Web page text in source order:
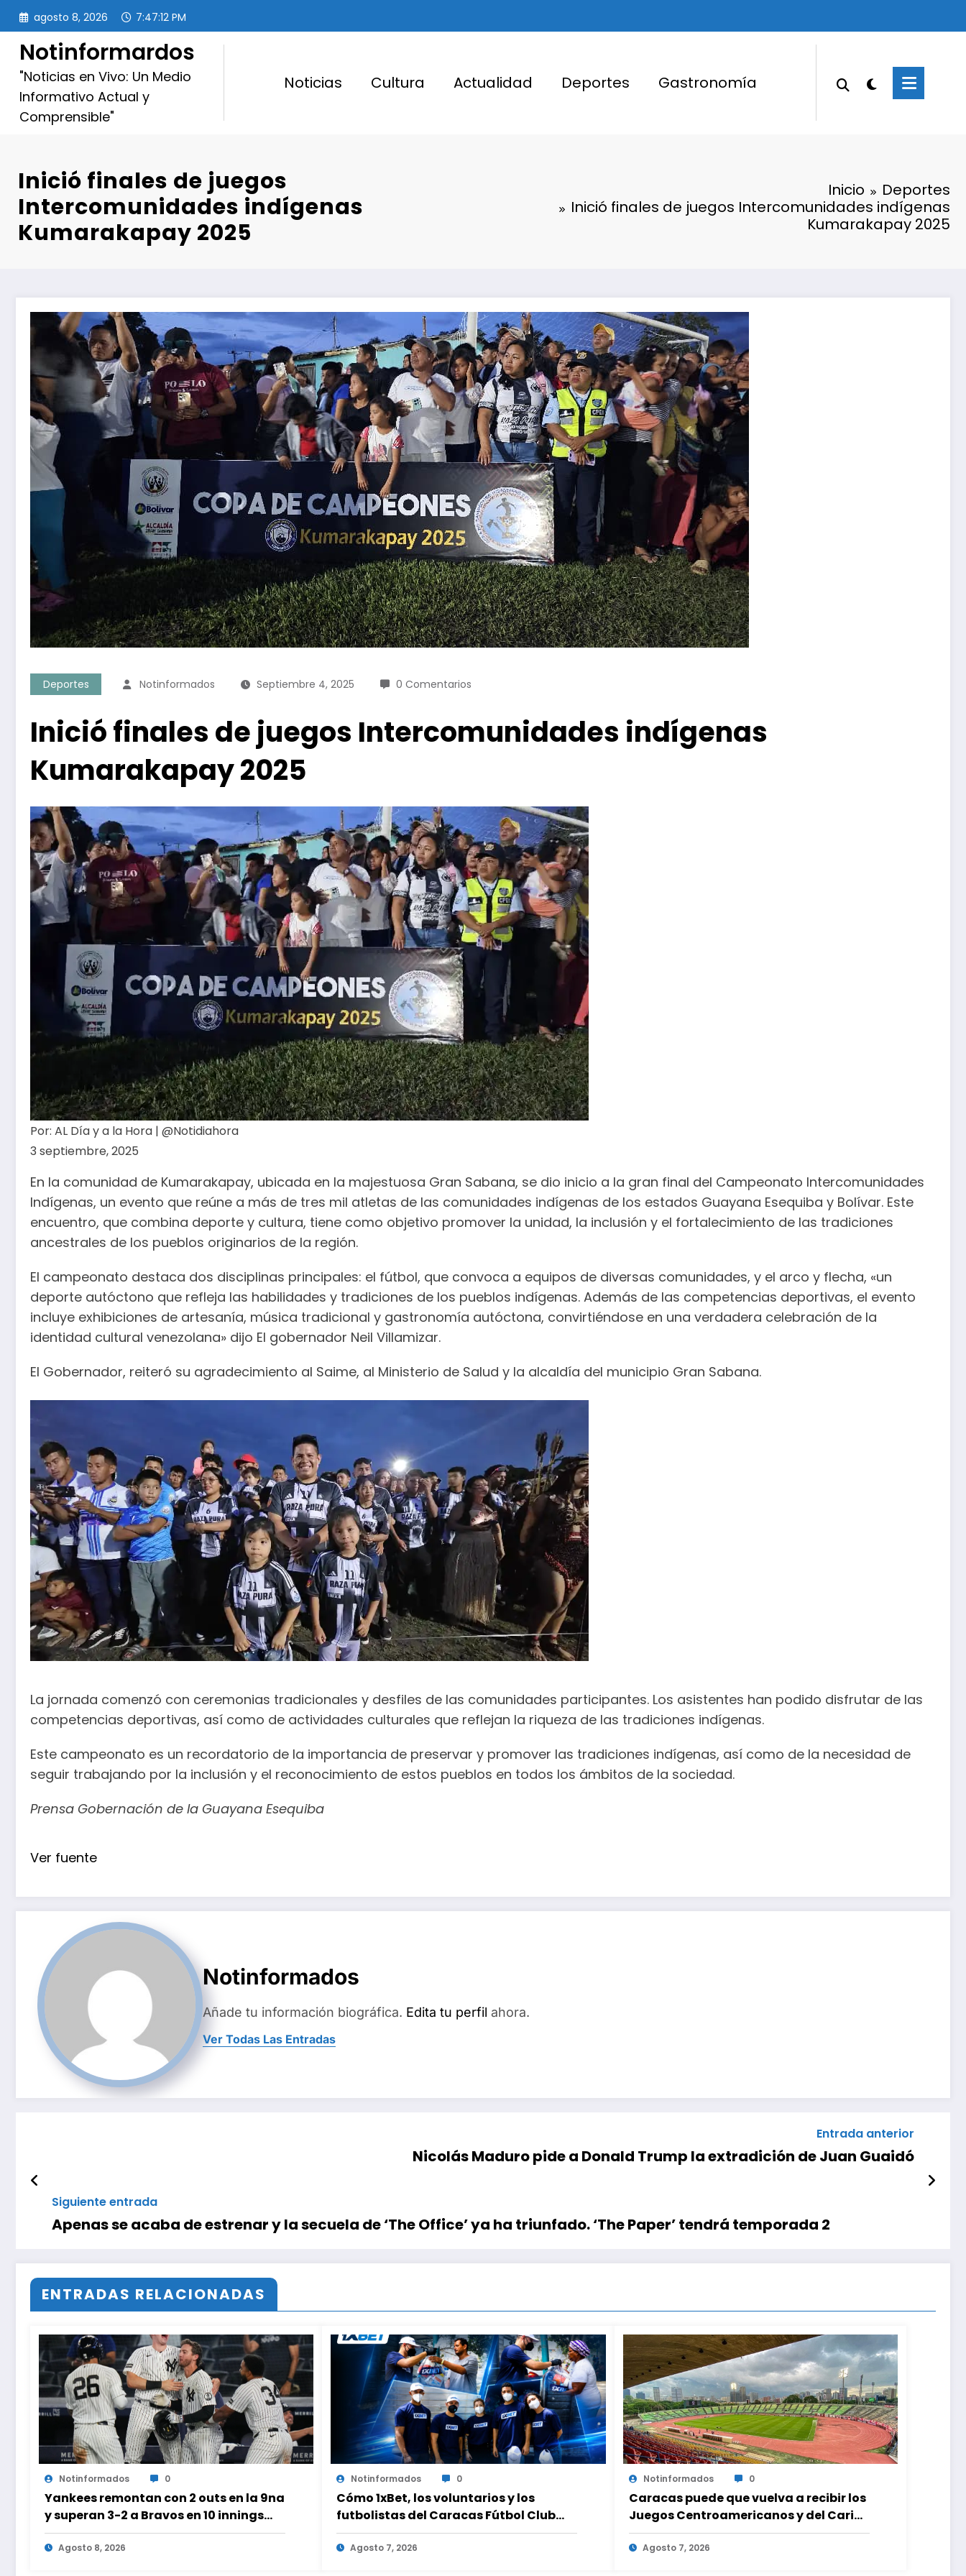
Saltar
contenido
agosto 8, 2026 7:47:14 PM
Notinformardos
"Noticias en Vivo: Un Medio
Informativo Actual y
Comprensible"
Noticias Cultura Actualidad Deportes Gastronomía
Inició finales de juegos
Intercomunidades indígenas
Kumarakapay 2025
Inicio
Deportes
Inició finales de juegos Intercomunidades indígenas
Kumarakapay 2025
Deportes Notinformados Septiembre 4, 2025 0 Comentarios
Inició finales de juegos Intercomunidades indígenas
Kumarakapay 2025
Por: AL Día y a la Hora | @Notidiahora
3 septiembre, 2025
En la comunidad de Kumarakapay, ubicada en la majestuosa Gran Sabana, se dio inicio a la gran final del Campeonato Intercomunidades
Indígenas, un evento que reúne a más de tres mil atletas de las comunidades indígenas de los estados Guayana Esequiba y Bolívar. Este
encuentro, que combina deporte y cultura, tiene como objetivo promover la unidad, la inclusión y el fortalecimiento de las tradiciones
ancestrales de los pueblos originarios de la región.
El campeonato destaca dos disciplinas principales: el fútbol, que convoca a equipos de diversas comunidades, y el arco y flecha, «un
deporte autóctono que refleja las habilidades y tradiciones de los pueblos indígenas. Además de las competencias deportivas, el evento
incluye exhibiciones de artesanía, música tradicional y gastronomía autóctona, convirtiéndose en una verdadera celebración de la
identidad cultural venezolana» dijo El gobernador Neil Villamizar.
El Gobernador, reiteró su agradecimiento al Saime, al Ministerio de Salud y la alcaldía del municipio Gran Sabana.
La jornada comenzó con ceremonias tradicionales y desfiles de las comunidades participantes. Los asistentes han podido disfrutar de las
competencias deportivas, así como de actividades culturales que reflejan la riqueza de las tradiciones indígenas.
Este campeonato es un recordatorio de la importancia de preservar y promover las tradiciones indígenas, así como de la necesidad de
seguir trabajando por la inclusión y el reconocimiento de estos pueblos en todos los ámbitos de la sociedad.
Prensa Gobernación de la Guayana Esequiba
Ver fuente
Notinformados
Añade tu información biográfica. Edita tu perfil ahora.
Ver Todas Las Entradas
Entrada anterior
Nicolás Maduro pide a Donald Trump la extradición de Juan Guaidó
Siguiente entrada
Apenas se acaba de estrenar y la secuela de ‘The Office’ ya ha triunfado. ‘The Paper’ tendrá temporada 2
ENTRADAS RELACIONADAS
Notinformados 0
Yankees remontan con 2 outs en la 9na
y superan 3-2 a Bravos en 10 innings
tras larga lluvia
Agosto 8, 2026
Notinformados 0
Cómo 1xBet, los voluntarios y los
futbolistas del Caracas Fútbol Club
juntaron fuerzas para ayudar a las
familias de Venezuela
Agosto 7, 2026
Notinformados 0
Caracas puede que vuelva a recibir los
Juegos Centroamericanos y del Caribe
tras mas de 70 años
Agosto 7, 2026